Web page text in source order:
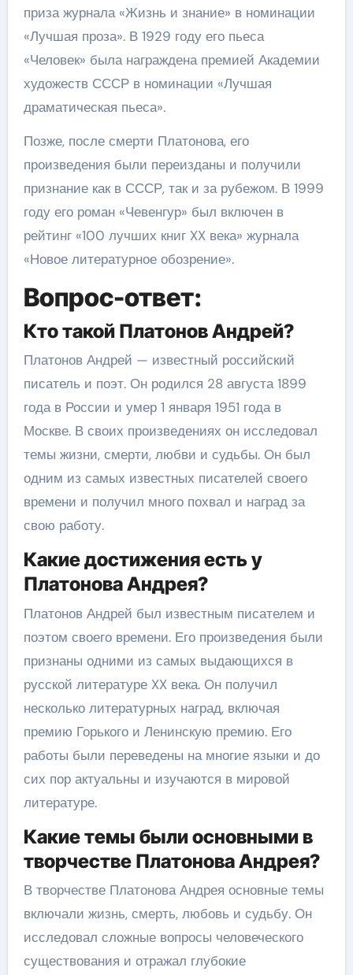
приза журнала «Жизнь и знание» в номинации
«Лучшая проза». В 1929 году его пьеса
«Человек» была награждена премией Академии
художеств СССР в номинации «Лучшая
драматическая пьеса».
Позже, после смерти Платонова, его
произведения были переизданы и получили
признание как в СССР, так и за рубежом. В 1999
году его роман «Чевенгур» был включен в
рейтинг «100 лучших книг XX века» журнала
«Новое литературное обозрение».
Вопрос-ответ:
Кто такой Платонов Андрей?
Платонов Андрей — известный российский
писатель и поэт. Он родился 28 августа 1899
года в России и умер 1 января 1951 года в
Москве. В своих произведениях он исследовал
темы жизни, смерти, любви и судьбы. Он был
одним из самых известных писателей своего
времени и получил много похвал и наград за
свою работу.
Какие достижения есть у
Платонова Андрея?
Платонов Андрей был известным писателем и
поэтом своего времени. Его произведения были
признаны одними из самых выдающихся в
русской литературе XX века. Он получил
несколько литературных наград, включая
премию Горького и Ленинскую премию. Его
работы были переведены на многие языки и до
сих пор актуальны и изучаются в мировой
литературе.
Какие темы были основными в
творчестве Платонова Андрея?
В творчестве Платонова Андрея основные темы
включали жизнь, смерть, любовь и судьбу. Он
исследовал сложные вопросы человеческого
существования и отражал глубокие